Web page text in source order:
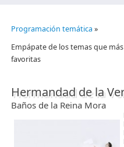
Programación temática »
Empápate de los temas que
favoritas
Hermandad de la
Baños de la Reina Mora